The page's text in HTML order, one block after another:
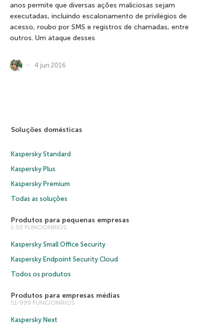
anos permite que diversas ações maliciosas sejam
executadas, incluindo escalonamento de privilégios de
acesso, roubo por SMS e registros de chamadas, entre
outros. Um ataque desses
4 jun 2016
Soluções domésticas
Kaspersky Standard
Kaspersky Plus
Kaspersky Premium
Todas as soluções
Produtos para pequenas empresas
1-50 FUNCIONRIOS
Kaspersky Small Office Security
Kaspersky Endpoint Security Cloud
Todos os produtos
Produtos para empresas médias
51-999 FUNCIONRIOS
Kaspersky Next